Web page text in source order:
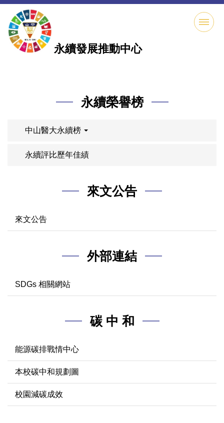
到
主
要
永續發展推動中心
永續榮譽榜
中山醫大永續榜
永續評比歷年佳績
來文公告
來文公告
外部連結
SDGs 相關網站
碳 中 和
能源碳排戰情中心
本校碳中和規劃圖
校園減碳成效